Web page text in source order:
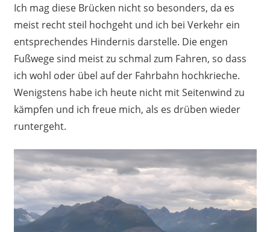
Ich mag diese Brücken nicht so besonders, da es
meist recht steil hochgeht und ich bei Verkehr ein
entsprechendes Hindernis darstelle. Die engen
Fußwege sind meist zu schmal zum Fahren, so dass
ich wohl oder übel auf der Fahrbahn hochkrieche.
Wenigstens habe ich heute nicht mit Seitenwind zu
kämpfen und ich freue mich, als es drüben wieder
runtergeht.